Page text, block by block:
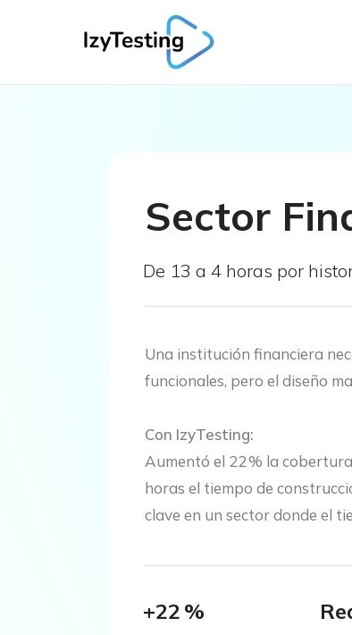
Sector
De 13 a 4 horas por
Una institución financiera
funcionales, pero el diseño
Con IzyTesting:
Aumentó el 22 % la
horas el tiempo de
clave en un sector donde el
+22 %